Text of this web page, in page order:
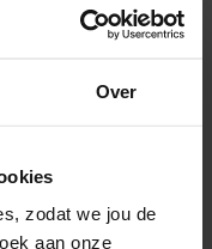
Over
zodat we jou de
aan onze